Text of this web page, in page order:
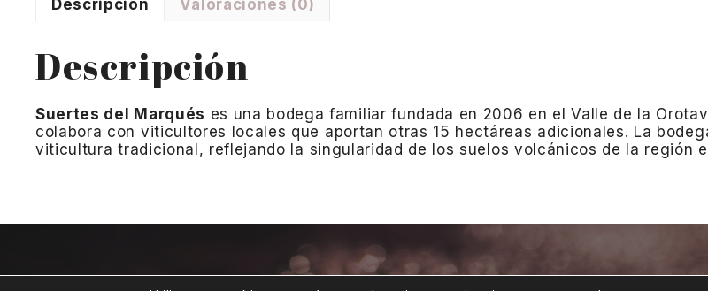
Descripción Valoraciones (0)
Descripción
Suertes del Marqués es una bodega familiar fundada en 2006 en el Valle de la
colabora con viticultores locales que aportan otras 15 hectáreas adicionales. La
viticultura tradicional, reflejando la singularidad de los suelos volcánicos de la región